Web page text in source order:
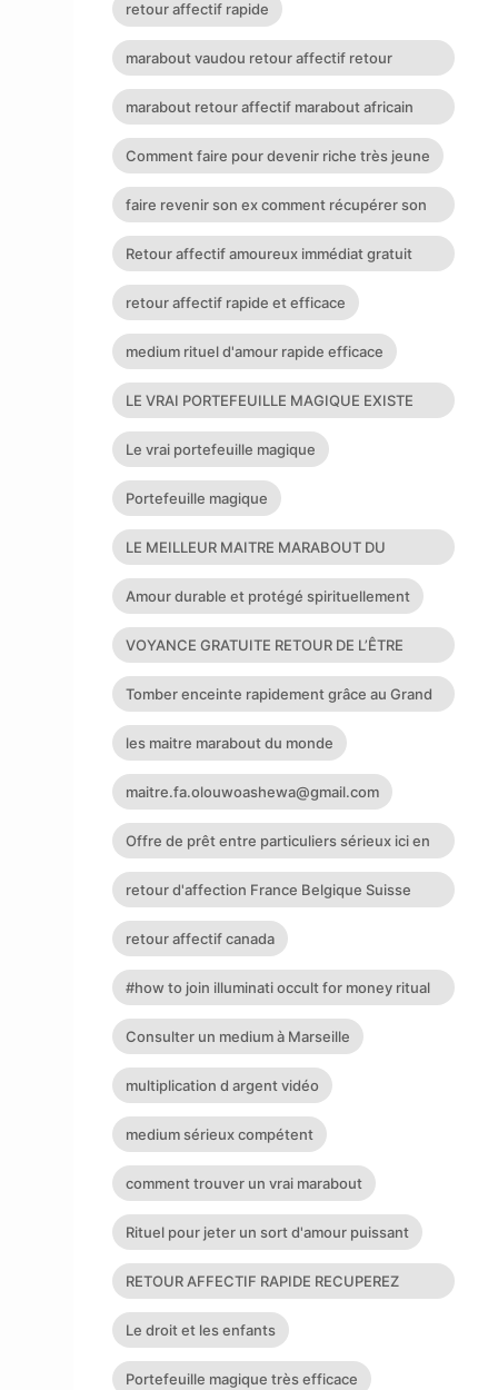
retour affectif rapide
marabout vaudou retour affectif retour
affectif sérieux retour d
marabout retour affectif marabout africain
suisse
Comment faire pour devenir riche très jeune
faire revenir son ex comment récupérer son
mari ou sa femme voya
Retour affectif amoureux immédiat gratuit
Rituel retour affectif
retour affectif rapide et efficace
medium rituel d'amour rapide efficace
LE VRAI PORTEFEUILLE MAGIQUE EXISTE
T’IL?
Le vrai portefeuille magique
Portefeuille magique
LE MEILLEUR MAITRE MARABOUT DU
MONDE LE PLUS GRAND ET PUISSANT M
Amour durable et protégé spirituellement
VOYANCE GRATUITE RETOUR DE L’ÊTRE
AIMÉ
Tomber enceinte rapidement grâce au Grand
Maître marabout
les maitre marabout du monde
maitre.fa.olouwoashewa@gmail.com
Offre de prêt entre particuliers sérieux ici en
France à Guadelo
retour d'affection France Belgique Suisse
Allemagne
retour affectif canada
#how to join illuminati occult for money ritual
and protection
Consulter un medium à Marseille
multiplication d argent vidéo
medium sérieux compétent
comment trouver un vrai marabout
Rituel pour jeter un sort d'amour puissant
RETOUR AFFECTIF RAPIDE RECUPEREZ
L'ETRE AIMER COMMENT RENDRE AMO
Le droit et les enfants
Portefeuille magique très efficace